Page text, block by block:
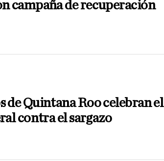
campaña de recuperación
de Quintana Roo celebran el
contra el sargazo